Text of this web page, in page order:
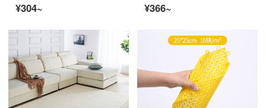
¥304~
¥366~